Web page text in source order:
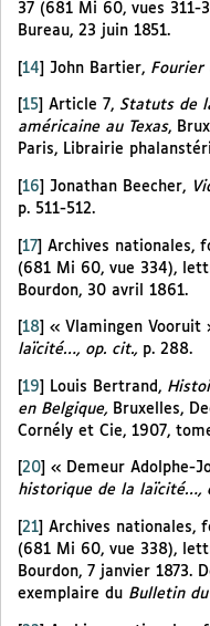
37 (681 Mi 60, vues 311-
Bureau, 23 juin 1851.
[14] John Bartier, Fourier
15 Article 7, Statuts de
américaine au Texas,
Paris, Librairie
16 Jonathan Beecher,
p. 511-512.
[17] Archives nationales,
(681 Mi 60, vue 334),
Bourdon, 30 avril 1861.
18 « Vlamingen Vooruit
laïcité…, op. cit., p. 288.
[19] Louis Bertrand,
en Belgique, Bruxelles,
Cornély et Cie, 1907,
20 « Demeur Adolphe-
historique de la laïcité…,
21
Archives nationales,
(681 Mi 60, vue 338),
Bourdon, 7 janvier 1873.
exemplaire du Bulletin